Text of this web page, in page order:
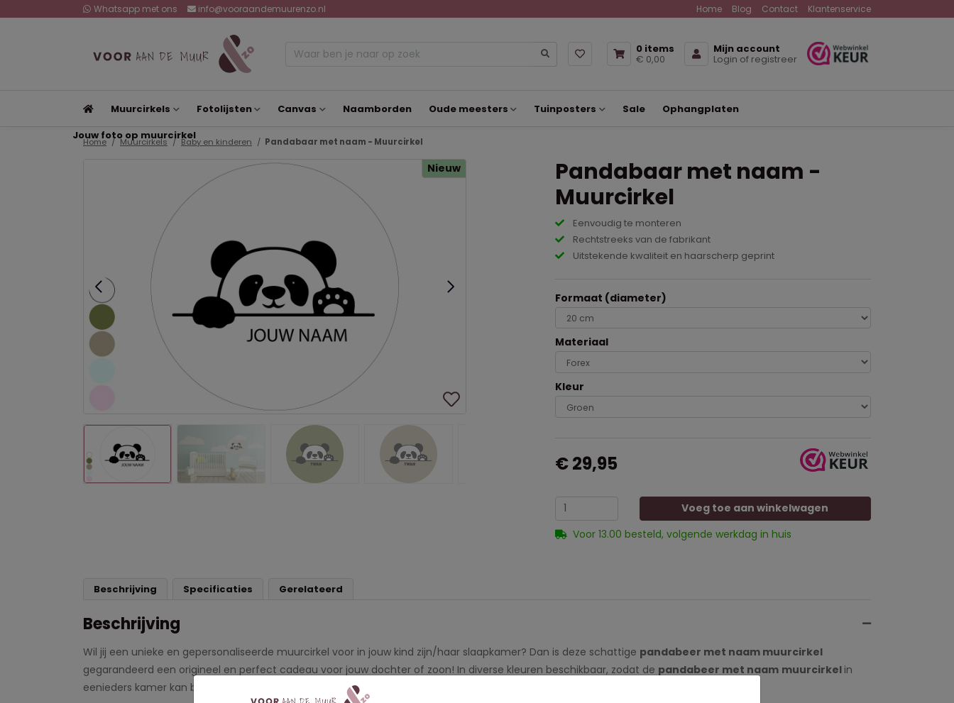
Whatsapp met ons info@vooraandemuurenzo.nl Home Blog Contact Klantenservice
0 items
€ 0,00
Mijn account
Login of registreer
Muurcirkels Fotolijsten Canvas Naamborden Oude meesters Tuinposters Sale
Ophangplaten
Jouw foto op muurcirkel
Home Muurcirkels Baby en kinderen Pandabaar met naam - Muurcirkel
Pandabaar met naam -
Muurcirkel
Eenvoudig te monteren
Rechtstreeks van de fabrikant
Uitstekende kwaliteit en haarscherp geprint
Formaat (diameter)
Materiaal
Kleur
€ 29,95
Voeg toe aan winkelwagen
Voor 13.00 besteld, volgende werkdag in huis
Nieuw
Beschrijving Specificaties Gerelateerd
Beschrijving
Wil jij een unieke en gepersonaliseerde muurcirkel voor in jouw kind zijn/haar slaapkamer? Dan is deze schattige pandabeer met naam muurcirkel
gegarandeerd een origineel en perfect cadeau voor jouw dochter of zoon! In diverse kleuren beschikbaar, zodat de pandabeer met naam muurcirkel in
eenieders kamer kan blinken!
Geef tijdens de checkout de gewenste naam aan en wij sturen een voorbeeld ter controle.